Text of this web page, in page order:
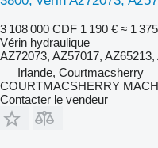
3 108 000 CDF 1 190 € ≈ 1
Vérin hydraulique
AZ72073, AZ57017, AZ65213,
Irlande, Courtmacsherry
COURTMACSHERRY
Contacter le vendeur